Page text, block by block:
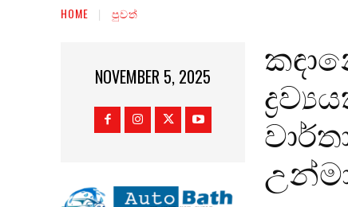
HOME පුවත්
NOVEMBER 5, 2025